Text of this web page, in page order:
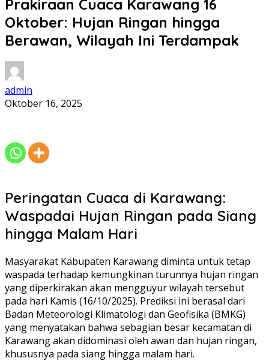
Prakiraan Cuaca Karawang 16
Oktober: Hujan Ringan hingga
Berawan, Wilayah Ini Terdampak
admin
Oktober 16, 2025
Peringatan Cuaca di Karawang:
Waspadai Hujan Ringan pada Siang
hingga Malam Hari
Masyarakat Kabupaten Karawang diminta untuk tetap
waspada terhadap kemungkinan turunnya hujan ringan
yang diperkirakan akan mengguyur wilayah tersebut
pada hari Kamis (16/10/2025). Prediksi ini berasal dari
Badan Meteorologi Klimatologi dan Geofisika (BMKG)
yang menyatakan bahwa sebagian besar kecamatan di
Karawang akan didominasi oleh awan dan hujan ringan,
khususnya pada siang hingga malam hari.